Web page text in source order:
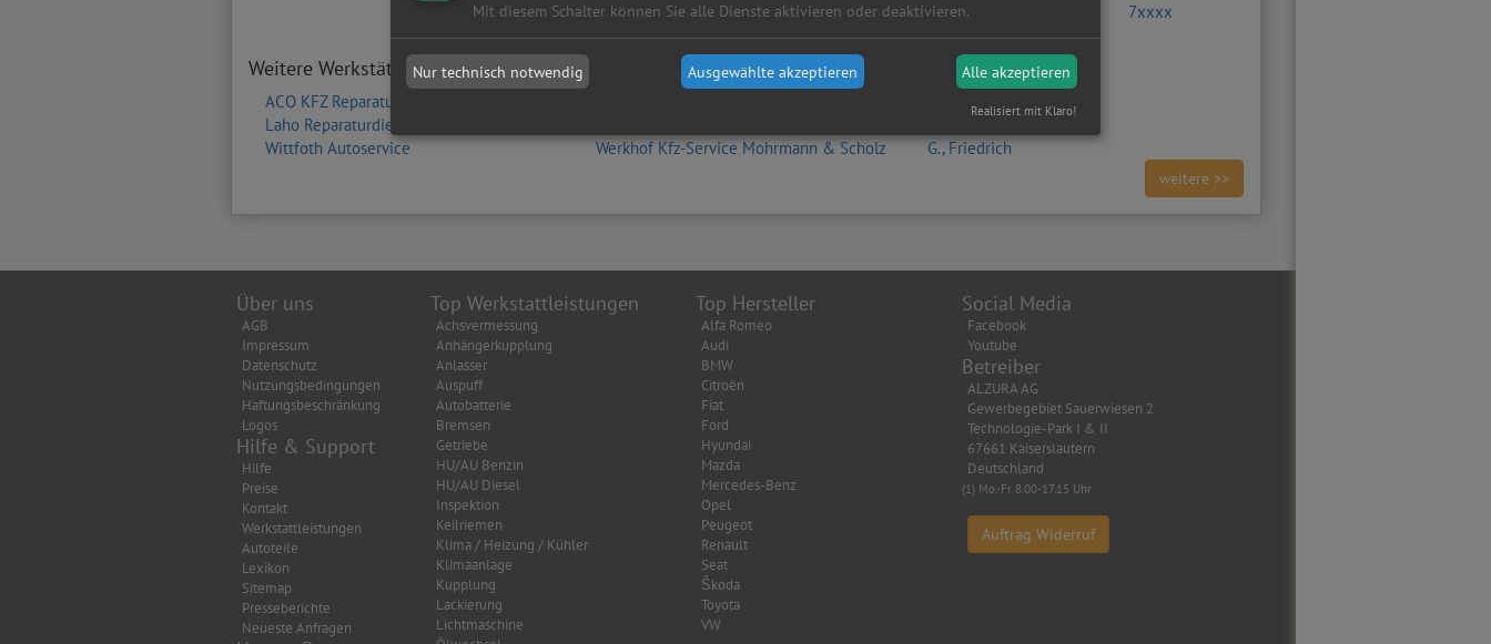
5xxxx
7xxxx
8xxxx
9xxxx
Weitere Werkstätten in der Umgebung Bremen
ACO KFZ Reparaturen GmbH
Entenladen
Laho Reparaturdienst GmbH & Co. KG
Wittfoth Autoservice
Werkhof Kfz-Service Mohrmann & Scholz G., Friedrich
weitere >>
Über uns
AGB
Impressum
Datenschutz
Nutzungsbedingungen
Haftungsbeschränkung
Logos
Hilfe & Support
Hilfe
Preise
Kontakt
Werkstattleistungen
Autoteile
Lexikon
Sitemap
Presseberichte
Neueste Anfragen
Top Werkstattleistungen
Achsvermessung
Anhängerkupplung
Anlasser
Auspuff
Autobatterie
Bremsen
Getriebe
HU/AU Benzin
HU/AU Diesel
Inspektion
Keilriemen
Klima / Heizung / Kühler
Klimaanlage
Kupplung
Lackierung
Lichtmaschine
Top Hersteller
Alfa Romeo
Audi
BMW
Citroën
Fiat
Ford
Hyundai
Mazda
Mercedes-Benz
Opel
Peugeot
Renault
Seat
Škoda
Toyota
VW
Social Media
Facebook
Youtube
Betreiber
ALZURA AG
Gewerbegebiet Sauerwiesen 2
Technologie-Park I & II
67661 Kaiserslautern
Deutschland
(1) Mo.-Fr. 8.00-17.15 Uhr
Auftrag Widerruf
Mit diesem Schalter können Sie alle Dienste aktivieren oder deaktivieren.
Nur technisch notwendig Ausgewählte akzeptieren Alle akzeptieren
Realisiert mit Klaro!